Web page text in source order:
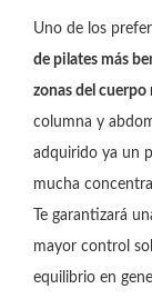
Uno de los
de pilates más
zonas del
columna y
adquirido ya un
mucha
Te garantizará
mayor control
equilibrio en